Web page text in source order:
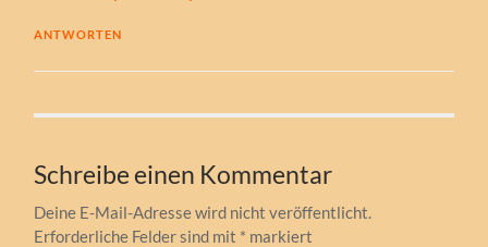
ANTWORTEN
Schreibe einen Kommentar
Deine E-Mail-Adresse wird nicht veröffentlicht.
Erforderliche Felder sind mit * markiert